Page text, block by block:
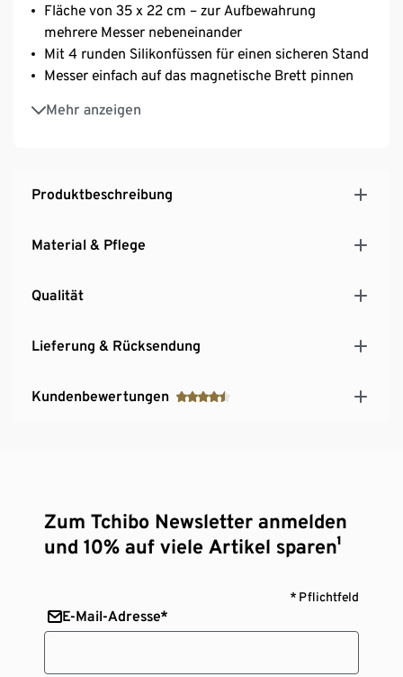
Fläche von 35 x 22 cm – zur Aufbewahrung
mehrere Messer nebeneinander
Mit 4 runden Silikonfüssen für einen sicheren Stand
Messer einfach auf das magnetische Brett pinnen
Mehr anzeigen
Diese hochwertige Aufbewahrung besticht durch
erhöhte Sicherheit und gesteigerten Komfort
Produktbeschreibung
Material & Pflege
Qualität
Lieferung & Rücksendung
Kundenbewertungen
Zum Tchibo Newsletter anmelden
und 10% auf viele Artikel sparen¹
* Pflichtfeld
E-Mail-Adresse*